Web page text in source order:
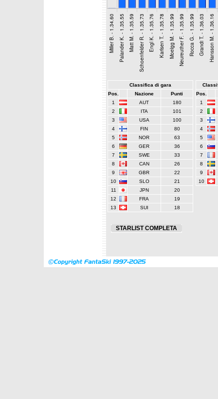
Classifica di gara
Pos.
Nazione
Punti
1
AUT
180
2
ITA
101
3
USA
100
4
FIN
80
5
NOR
63
6
GER
36
7
SWE
33
8
CAN
26
9
GBR
22
10
SLO
21
11
JPN
20
12
FRA
19
13
SUI 18
Pos.
1
2
3
4
5
6
7
8
9
10
STARLIST COMPLETA